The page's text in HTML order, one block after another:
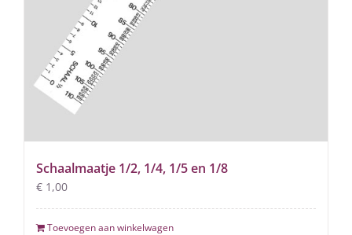
Schaalmaatje 1/2, 1/4, 1/5 en 1/8
€ 1,00
Toevoegen aan winkelwagen